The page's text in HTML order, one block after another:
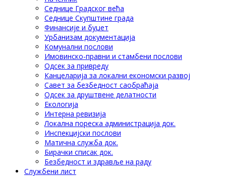
Седнице Градског већа
Седнице Скупштине града
Финансије и буџет
Урбанизам документација
Комунални послови
Имовинско-правни и стамбени послови
Одсек за привреду
Канцеларија за локални економски развој
Савет за безбедност саобраћаја
Одсек за друштвене делатности
Eкологија
Интерна ревизија
Локална пореска администрација док.
Инспекцијски послови
Матична служба док.
Бирачки списак док.
Безбедност и здравље на раду
Службени лист